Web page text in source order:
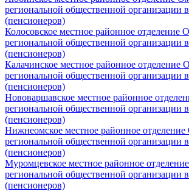
региональной общественной организации
(пенсионеров)
Колосовское местное районное отделение
региональной общественной организации
(пенсионеров)
Калачинское местное районное отделение
региональной общественной организации
(пенсионеров)
Нововаршавское местное районное
региональной общественной организации
(пенсионеров)
Нижнеомское местное районное
региональной общественной организации
(пенсионеров)
Муромцевское местное районное
региональной общественной организации
(пенсионеров)